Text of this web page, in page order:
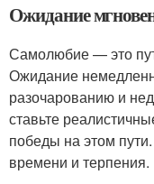
Ожидание
Самолюбие — это
Ожидание
разочарованию и
ставьте
победы на этом
времени и терпения.